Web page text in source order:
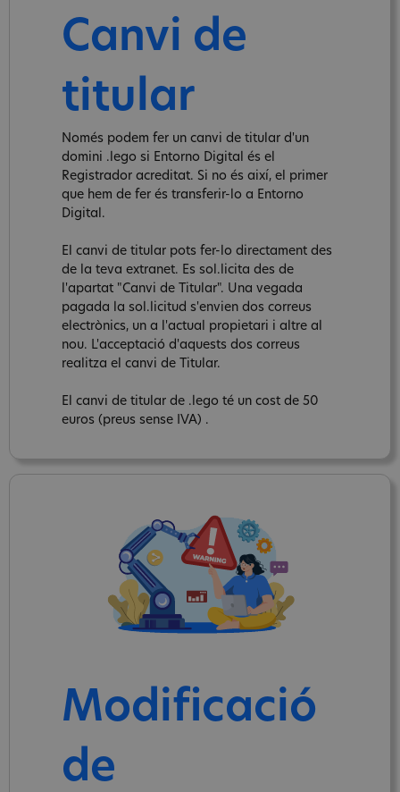
Canvi de
titular
Només podem fer un canvi de titular d'un
domini .lego si Entorno Digital és el
Registrador acreditat. Si no és així, el primer
que hem de fer és transferir-lo a Entorno
Digital.
El canvi de titular pots fer-lo directament des
de la teva extranet. Es sol.licita des de
l'apartat "Canvi de Titular". Una vegada
pagada la sol.licitud s'envien dos correus
electrònics, un a l'actual propietari i altre al
nou. L'acceptació d'aquests dos correus
realitza el canvi de Titular.
El canvi de titular de .lego té un cost de 50
euros (preus sense IVA) .
Modificació
de